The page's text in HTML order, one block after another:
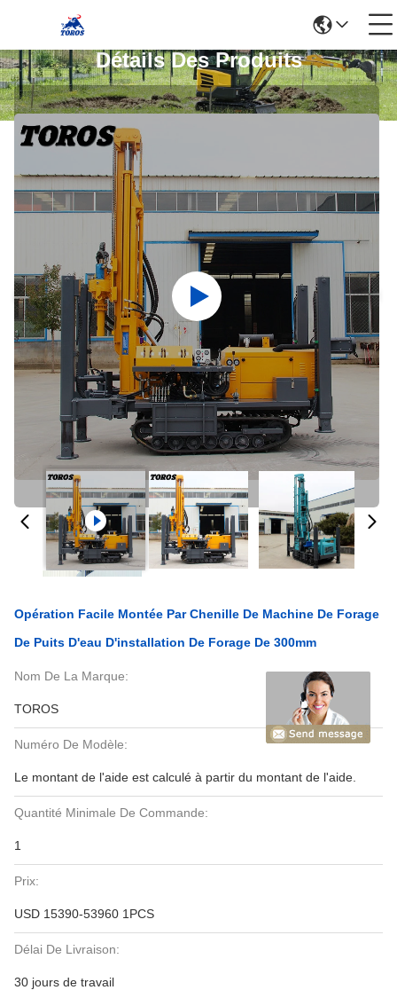
Détails Des Produits
Opération Facile Montée Par Chenille De Machine De Forage
De Puits D'eau D'installation De Forage De 300mm
Nom De La Marque:
TOROS
Numéro De Modèle:
Le montant de l'aide est calculé à partir du montant de l'aide.
Quantité Minimale De Commande:
1
Prix:
USD 15390-53960 1PCS
Délai De Livraison:
30 jours de travail